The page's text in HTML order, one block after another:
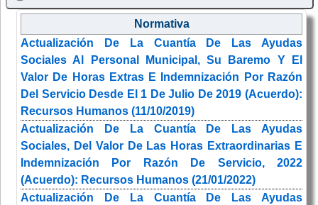
Normativa
Actualización De La Cuantía De Las Ayudas
Sociales Al Personal Municipal, Su Baremo Y El
Valor De Horas Extras E Indemnización Por Razón
Del Servicio Desde El 1 De Julio De 2019 (Acuerdo):
Recursos Humanos (11/10/2019)
Actualización De La Cuantía De Las Ayudas
Sociales, Del Valor De Las Horas Extraordinarias E
Indemnización Por Razón De Servicio, 2022
(Acuerdo): Recursos Humanos (21/01/2022)
Actualización De La Cuantía De Las Ayudas